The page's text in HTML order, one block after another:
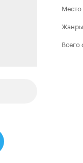
Жанры
Всего